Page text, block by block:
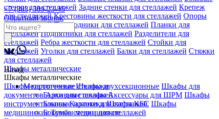
+7 (383) 309-23-45
Обратный звонок
Назад
Металлические стеллажи
Балки для стеллажей
Боковые планки для стеллажей
Боковые стенки для стеллажей
стенки для стеллажей Задние стенки для стеллажей Крепеж
для стеллажей Крестовины жесткости для стеллажей Опоры
для стеллажей Переходники для стеллажей Планки для
стеллажей Подпятники для стеллажей Разделители для
стеллажей Ребра жесткости для стеллажей Стойки для
стеллажей Уголки для стеллажей Балки для стеллажей Стяжки
для стеллажей
Шкафы металлические
Шкафы металлические
Шкафы картотечные Шкафы двухсекционные Шкафы для
документов Архивные шкафы Аксессуары для ШРМ Шкафы
инструментальные Картотеки Шкафы КБС Шкафы
медицинские Тумбы медицинские